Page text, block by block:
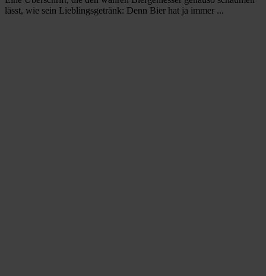
lässt, wie sein Lieblingsgetränk: Denn Bier hat ja immer ...